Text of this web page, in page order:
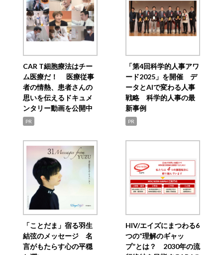
CAR T細胞療法はチー
ム医療だ！ 医療従事
者の情熱、患者さんの
思いを伝えるドキュメ
ンタリー動画を公開中
PR
「第4回科学的人事アワ
ード2025」を開催 デ
ータとAIで変わる人事
戦略 科学的人事の最
新事例
PR
「ことだま」宿る羽生
結弦のメッセージ 名
言がもたらす心の平穏
HIV/エイズにまつわる6
つの“理解のギャッ
プ”とは？ 2030年の流